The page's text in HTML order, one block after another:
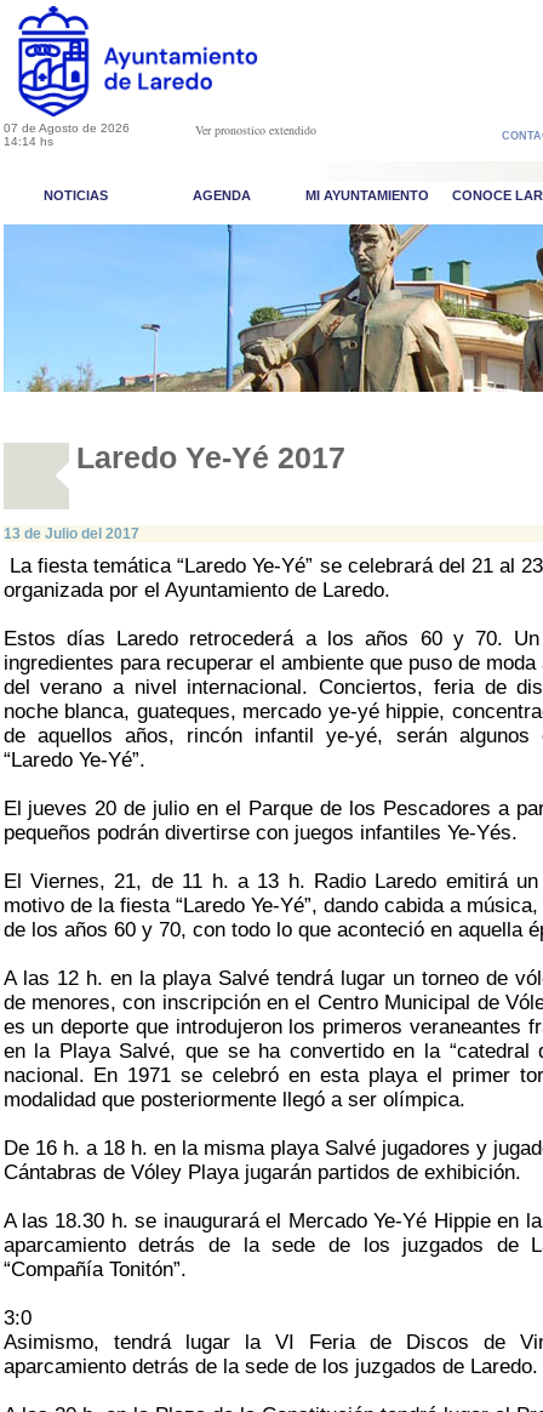
07 de Agosto de 2026
14:14 hs
Ver pronostico extendido
NOTICIAS AGENDA MI AYUNTAMIENTO CONOCE
Laredo Ye-Yé 2017
13 de Julio del 2017
La fiesta temática “Laredo Ye-Yé” se celebrará del 21 al
organizada por el Ayuntamiento de Laredo.
Estos días Laredo retrocederá a los años 60 y 70.
ingredientes para recuperar el ambiente que puso de
del verano a nivel internacional. Conciertos, feria de
noche blanca, guateques, mercado ye-yé hippie,
de aquellos años, rincón infantil ye-yé, serán algunos
“Laredo Ye-Yé”.
El jueves 20 de julio en el Parque de los Pescadores a
pequeños podrán divertirse con juegos infantiles Ye-Yés.
El Viernes, 21, de 11 h. a 13 h. Radio Laredo emitirá
motivo de la fiesta “Laredo Ye-Yé”, dando cabida a
de los años 60 y 70, con todo lo que aconteció en aquella
A las 12 h. en la playa Salvé tendrá lugar un torneo de
de menores, con inscripción en el Centro Municipal de
es un deporte que introdujeron los primeros veraneantes
en la Playa Salvé, que se ha convertido en la “catedral
nacional. En 1971 se celebró en esta playa el primer
modalidad que posteriormente llegó a ser olímpica.
De 16 h. a 18 h. en la misma playa Salvé jugadores y
Cántabras de Vóley Playa jugarán partidos de exhibición.
A las 18.30 h. se inaugurará el Mercado Ye-Yé Hippie en
aparcamiento detrás de la sede de los juzgados de
“Compañía Tonitón”.
3:0
Asimismo, tendrá lugar la VI Feria de Discos de
aparcamiento detrás de la sede de los juzgados de Laredo.